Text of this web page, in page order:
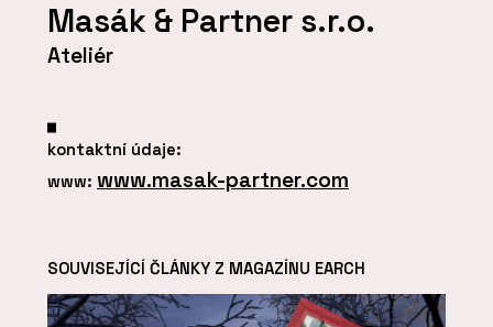
Masák & Partner s.r.o.
Ateliér
kontaktní údaje:
www: www.masak-partner.com
SOUVISEJÍCÍ ČLÁNKY Z MAGAZÍNU EARCH